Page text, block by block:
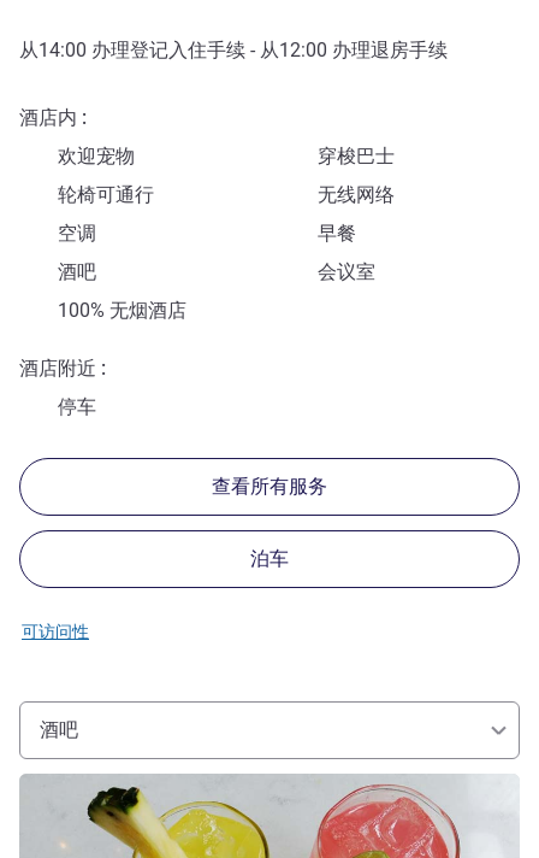
从14:00 办理登记入住手续 - 从12:00 办理退房手续
酒店内
欢迎宠物
穿梭巴士
轮椅可通行
无线网络
空调
早餐
酒吧
会议室
100% 无烟酒店
酒店附近
停车
查看所有服务
泊车
可访问性
酒吧
请参阅详情